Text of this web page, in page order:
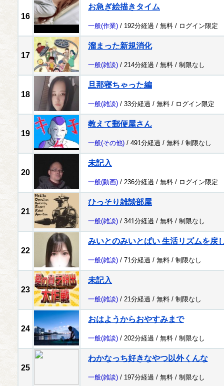
16
お急ぎ絵描きタイム
一般(作業) / 192分経過 / 無料 / ログイン限定
17
溜まった新規消化
一般(雑談) / 214分経過 / 無料 / 制限なし
18
旦那寝ちゃった編
一般(雑談) / 33分経過 / 無料 / ログイン限定
19
教えて郵便屋さん
一般(その他) / 491分経過 / 無料 / 制限なし
20
未記入
一般(動画) / 236分経過 / 無料 / ログイン限定
21
ひっそり雑談部屋
一般(雑談) / 341分経過 / 無料 / 制限なし
22
みいとのみいとぱい 生活リズムを戻
一般(雑談) / 71分経過 / 無料 / 制限なし
23
未記入
一般(雑談) / 21分経過 / 無料 / 制限なし
24
おはようからおやすみまで
一般(雑談) / 202分経過 / 無料 / 制限なし
25
わかなっち好きなやつ以外くんな
一般(雑談) / 197分経過 / 無料 / 制限なし